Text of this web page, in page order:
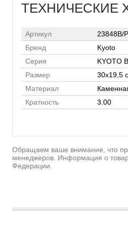
ТЕХНИЧЕСКИЕ
Артикул
23848B/
Бренд
Kyoto
Серия
KYOTO
Размер
30x19,5
Материал
Кратность
3.00
Обращаем ваше внимание, что
менеджеров. Информация о
Федерации.